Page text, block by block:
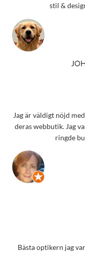
stil &
Jag är väldigt nöjd
deras webbutik. Jag
ringde
Bästa optikern jag